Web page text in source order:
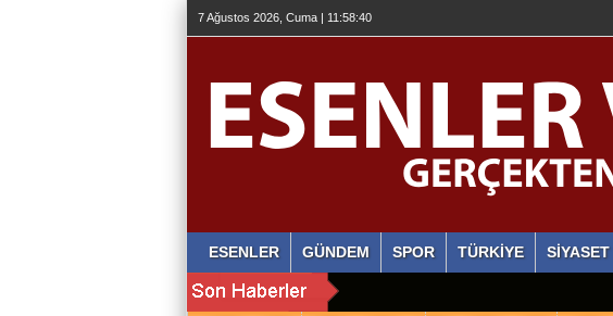
7 Ağustos 2026, Cuma | 11:58:41
ESENLER GÜNDEM SPOR TÜRKİYE SİYASET